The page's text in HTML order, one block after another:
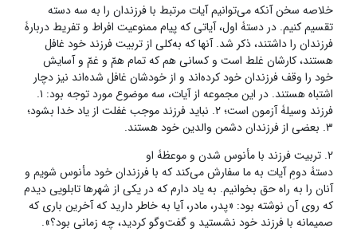
خلاصه سخن آنکه می‌توانیم آیات مرتبط با فرزندان را به سه دسته
تقسیم کنیم. در دستۀ‌ اول، آیاتی که پیام ممنوعیت افراط و تفریط دربارۀ‌
فرزندان را داشتند، ذکر شد. آنها که به‌کلی از تربیت فرزند خود غافل
هستند، کارشان غلط است و کسانی هم که تمام همّ و غمّ و آسایش
خود را وقف فرزندان خود کرده‌اند و از خودشان غافل شده‌اند نیز دچار
اشتباه هستند. در این مجموعه از آیات، سه موضوع مورد توجه بود: ١.
فرزند وسیلۀ‌ آزمون است؛ ٢. نباید فرزند موجب غفلت از یاد خدا بشود؛
٣. بعضی از فرزندان دشمن والدین خود هستند.
٢. تربیت فرزند با مأنوس شدن و موعظۀ او
دستۀ‌ دومِ آیات به ما سفارش می‌کند که با فرزندان خود مأنوس شویم و
آنان را به راه حق بخوانیم. به یاد دارم که در یکی از شهرها تابلویی دیدم
که روی آن نوشته بود: «پدر، مادر، آیا به خاطر دارید که آخرین باری که
صمیمانه با فرزند خود نشستید و گفت‌وگو کردید، چه زمانی بود؟».